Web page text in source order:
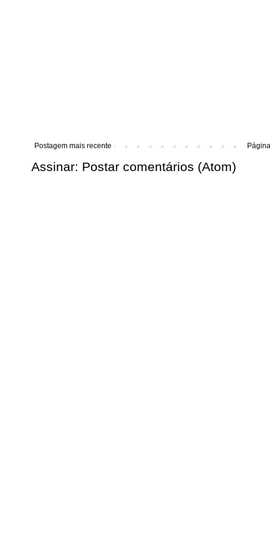
Postagem mais recente
Assinar: Postar comentários (Atom)